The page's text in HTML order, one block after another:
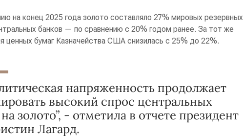
на конец 2025 года золото составляло 27% мировых резервных
банков — по сравнению с 20% годом ранее. За тот же
ценных бумаг Казначейства США снизилась с 25% до 22%.
напряженность продолжает
высокий спрос центральных
золото”, - отметила в отчете президент
Лагард.